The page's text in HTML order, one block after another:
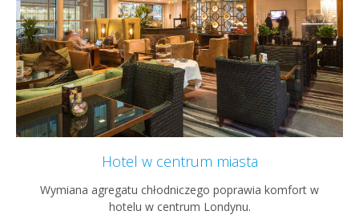
Hotel w centrum miasta
Wymiana agregatu chłodniczego poprawia komfort w
hotelu w centrum Londynu.